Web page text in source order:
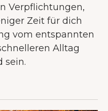
Verpflichtungen,
Zeit für dich
vom entspannten
Alltag
sein.